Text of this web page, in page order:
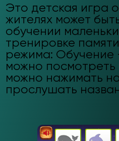
Это детская игра
жителях может
обучении
тренировке
режима: Обучение
можно посмотреть
можно нажимать
прослушать